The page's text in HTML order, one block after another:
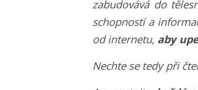
zabudovává do
schopností a
od internetu, aby
Nechte se tedy při